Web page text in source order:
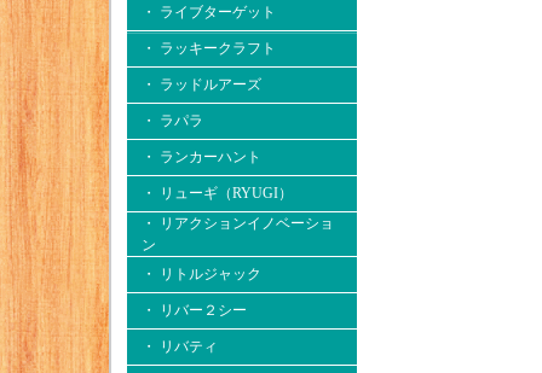
・ ライブターゲット
・ ラッキークラフト
・ ラッドルアーズ
・ ラパラ
・ ランカーハント
・ リューギ（RYUGI）
・ リアクションイノベーショ
ン
・ リトルジャック
・ リバー２シー
・ リバティ